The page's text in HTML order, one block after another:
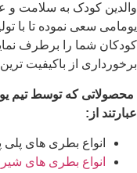
والدین کودک به سلامت و
یومامی سعی نموده تا با
کودکان شما را برطرف
برخورداری از باکیفیت
محصولاتی که توسط تیم
عبارتند از:
انواع بطری های پلی
انواع بطری های